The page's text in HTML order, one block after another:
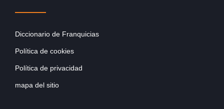
Diccionario de Franquicias
Política de cookies
Política de privacidad
mapa del sitio